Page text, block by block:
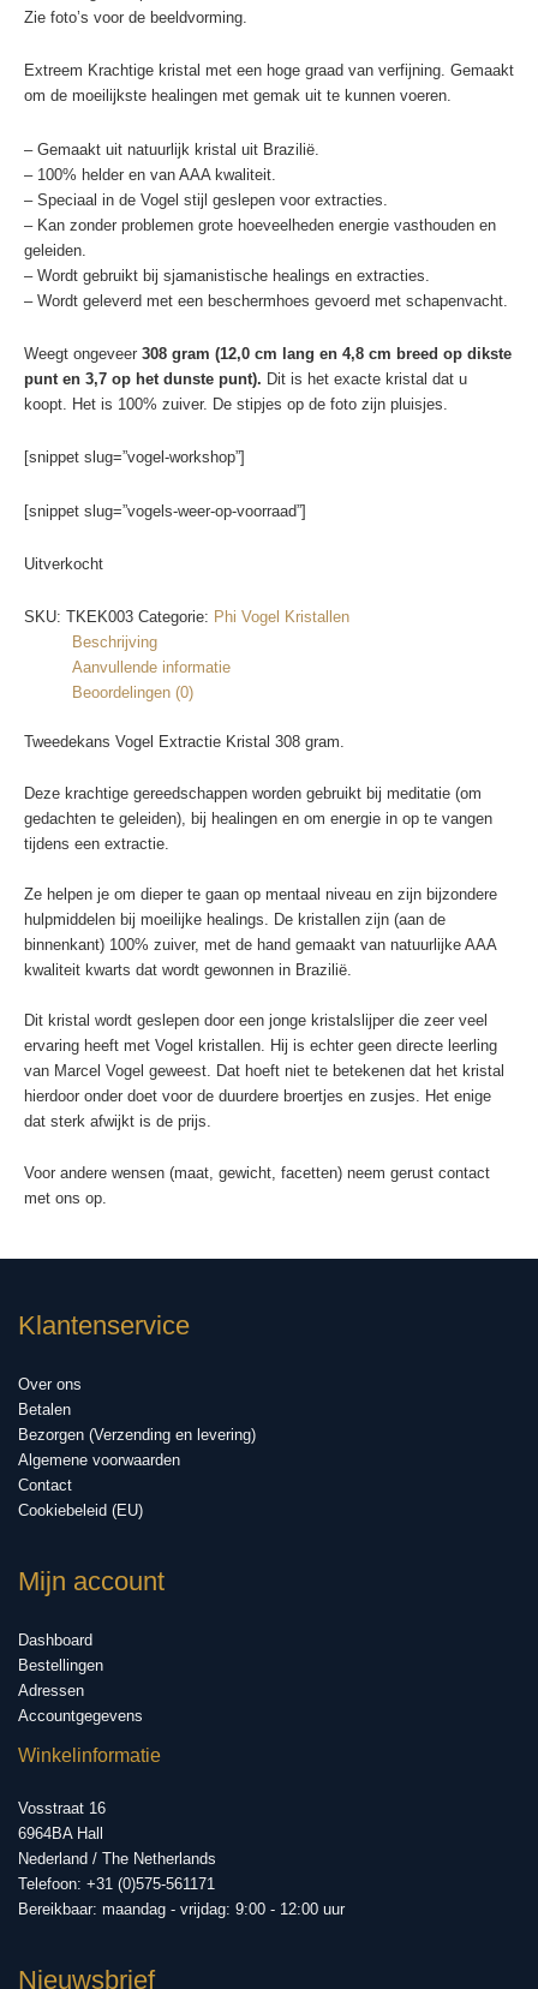
Zie foto’s voor de beeldvorming.
Extreem Krachtige kristal met een hoge graad van verfijning. Gemaakt
om de moeilijkste healingen met gemak uit te kunnen voeren.
– Gemaakt uit natuurlijk kristal uit Brazilië.
– 100% helder en van AAA kwaliteit.
– Speciaal in de Vogel stijl geslepen voor extracties.
– Kan zonder problemen grote hoeveelheden energie vasthouden en
geleiden.
– Wordt gebruikt bij sjamanistische healings en extracties.
– Wordt geleverd met een beschermhoes gevoerd met schapenvacht.
Weegt ongeveer 308 gram (12,0 cm lang en 4,8 cm breed op dikste
punt en 3,7 op het dunste punt). Dit is het exacte kristal dat u
koopt. Het is 100% zuiver. De stipjes op de foto zijn pluisjes.
[snippet slug=”vogel-workshop”]
[snippet slug=”vogels-weer-op-voorraad”]
Uitverkocht
SKU: TKEK003 Categorie: Phi Vogel Kristallen
Beschrijving
Aanvullende informatie
Beoordelingen (0)
Tweedekans Vogel Extractie Kristal 308 gram.
Deze krachtige gereedschappen worden gebruikt bij meditatie (om
gedachten te geleiden), bij healingen en om energie in op te vangen
tijdens een extractie.
Ze helpen je om dieper te gaan op mentaal niveau en zijn bijzondere
hulpmiddelen bij moeilijke healings. De kristallen zijn (aan de
binnenkant) 100% zuiver, met de hand gemaakt van natuurlijke AAA
kwaliteit kwarts dat wordt gewonnen in Brazilië.
Dit kristal wordt geslepen door een jonge kristalslijper die zeer veel
ervaring heeft met Vogel kristallen. Hij is echter geen directe leerling
van Marcel Vogel geweest. Dat hoeft niet te betekenen dat het kristal
hierdoor onder doet voor de duurdere broertjes en zusjes. Het enige
dat sterk afwijkt is de prijs.
Voor andere wensen (maat, gewicht, facetten) neem gerust contact
met ons op.
Klantenservice
Over ons
Betalen
Bezorgen (Verzending en levering)
Algemene voorwaarden
Contact
Cookiebeleid (EU)
Mijn account
Dashboard
Bestellingen
Adressen
Accountgegevens
Winkelinformatie
Vosstraat 16
6964BA Hall
Nederland / The Netherlands
Telefoon: +31 (0)575-561171
Bereikbaar: maandag - vrijdag: 9:00 - 12:00 uur
Nieuwsbrief